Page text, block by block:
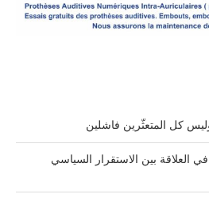
كل المتعثّرين فاشلين
العلاقة بين الاستقرار السياسي